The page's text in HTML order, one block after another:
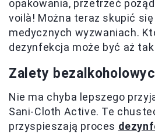
opakowania, przetrzeć
voilà! Można teraz skupić
medycznych wyzwaniach.
dezynfekcja może być aż
Zalety
Nie ma chyba lepszego
Sani-Cloth Active. Te
przyspieszają proces